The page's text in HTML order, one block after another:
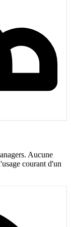
Aucune
courant d'un